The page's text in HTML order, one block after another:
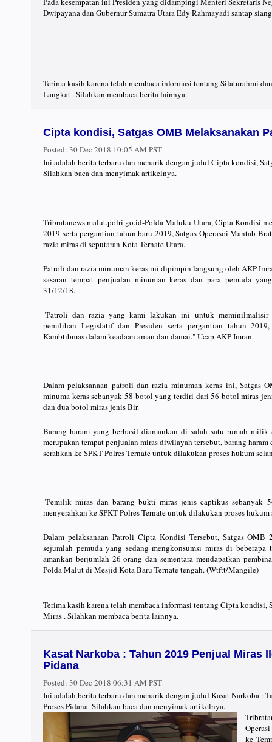
Dwipayana dan Gubernur Sumatra Utara Edy Rahmayadi santap
Terima kasih karena telah membaca informasi tentang Silaturahmi
Langkat . Silahkan membaca berita lainnya.
Cipta kondisi, Satgas OMB Melaksanakan
Posted: 30 Dec 2018 10:05 AM PST
Ini adalah berita terbaru dan menarik dengan judul Cipta kondisi,
Silahkan baca dan menyimak artikelnya.
Tribratanews.malut.polri.go.id-Polda Maluku Utara, Cipta Kondisi
2019 serta pergantian tahun baru 2019, Satgas Operasoi Mantab
razia miras di seputaran Kota Ternate Utara.
Patroli dan razia minuman keras ini dipimpin langsung oleh AKP
sasaran tempat penjualan minuman keras dan para pemuda
31/12/18.
"Patroli dan razia yang kami lakukan ini untuk meminilmalisir
pemilihan Legislatif dan Presiden serta pergantian tahun
Kambtibmas dalam keadaan aman dan damai." Ucap AKP Imran.
Dalam pelaksanaan patroli dan razia minuman keras ini, Satgas
minuma keras sebanyak 58 botol yang terdiri dari 56 botol miras
dan dua botol miras jenis Bir.
Barang haram yang berhasil diamankan di salah satu rumah
merupakan tempat penjualan miras diwilayah tersebut, barang
serahkan ke SPKT Polres Ternate untuk dilakukan proses hukum
"Pemilik miras dan barang bukti miras jenis captikus
menyerahkan ke SPKT Polres Ternate untuk dilakukan proses
Dalam pelaksanaan Patroli Cipta Kondisi Tersebut, Satgas
sejumlah pemuda yang sedang mengkonsumsi miras di
amankan berjumlah 26 orang dan sementara mendapatkan
Polda Malut di Mesjid Kota Baru Ternate tengah. (Wtftt/Mangile)
Terima kasih karena telah membaca informasi tentang Cipta
Miras . Silahkan membaca berita lainnya.
Kasat Narkoba : Tahun 2019 Penjual Miras
Pidana
Posted: 30 Dec 2018 06:31 AM PST
Ini adalah berita terbaru dan menarik dengan judul Kasat Narkoba :
Proses Pidana. Silahkan baca dan menyimak artikelnya.
ke